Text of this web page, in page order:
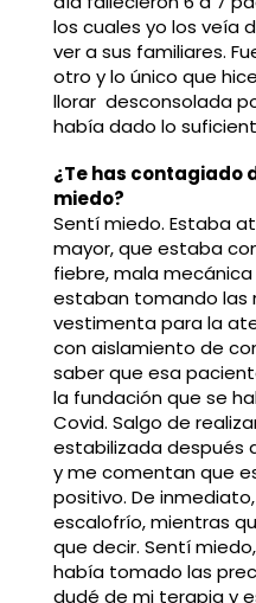
los cuales yo los veía
ver a sus familiares.
otro y lo único que
llorar desconsolada
había dado lo
¿Te has contagiado
miedo?
Sentí miedo. Estaba
mayor, que estaba
fiebre, mala mecánica
estaban tomando las
vestimenta para la
con aislamiento de
saber que esa
la fundación que se
Covid. Salgo de
estabilizada después
y me comentan que
positivo. De
escalofrío, mientras
que decir. Sentí
había tomado las
dudé de mi terapia y